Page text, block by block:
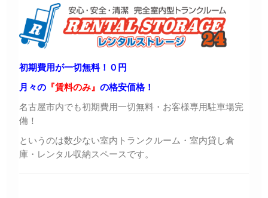
初期費用が一切無料！０円
月々の 『賃料のみ』 の格安価格！
名古屋市内でも初期費用一切無料・お客様専用駐車場完
備！
というのは数少ない室内トランクルーム・室内貸し倉
庫・レンタル収納スペースです。